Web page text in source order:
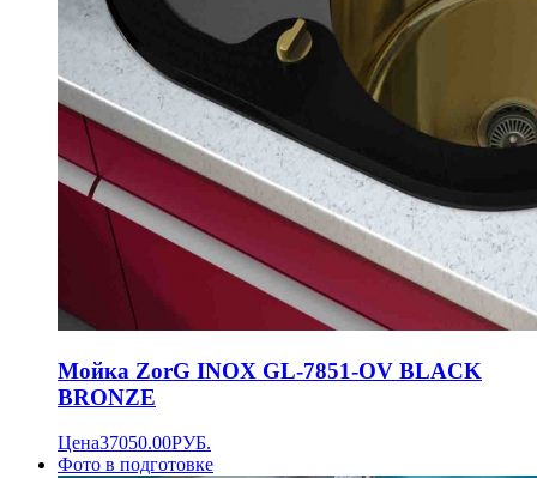
Мойка ZorG INOX GL-7851-OV BLACK
BRONZE
Цена37050.00РУБ.
Фото в подготовке